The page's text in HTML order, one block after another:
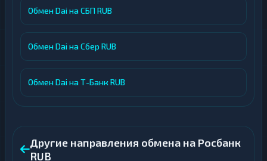
Обмен Dai на СБП RUB
Обмен Dai на Сбер RUB
Обмен Dai на Т-Банк RUB
Другие направления обмена на Росбанк
RUB